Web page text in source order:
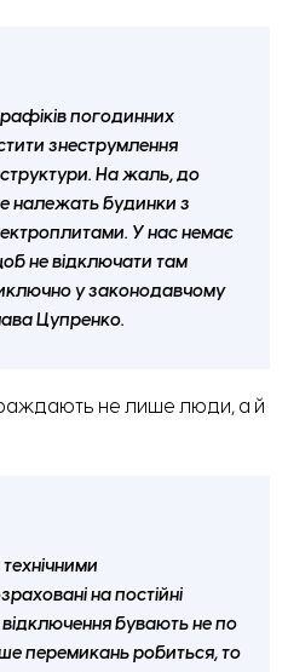
погодинних
знеструмлення
На жаль, до
належать будинки з
У нас немає
не відключати там
у законодавчому
Цупренко.
не лише люди, а й
на постійні
бувають не по
перемикань робиться, то